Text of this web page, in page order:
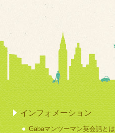
インフォメーション
Gabaマンツーマン英会話とは